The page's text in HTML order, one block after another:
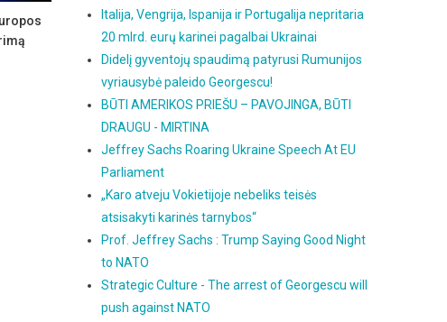
Italija, Vengrija, Ispanija ir Portugalija nepritaria
20 mlrd. eurų karinei pagalbai Ukrainai
Didelį gyventojų spaudimą patyrusi Rumunijos
vyriausybė paleido Georgescu!
BŪTI AMERIKOS PRIEŠU – PAVOJINGA, BŪTI
DRAUGU - MIRTINA
Jeffrey Sachs Roaring Ukraine Speech At EU
Parliament
„Karo atveju Vokietijoje nebeliks teisės
atsisakyti karinės tarnybos“
Prof. Jeffrey Sachs : Trump Saying Good Night
to NATO
Strategic Culture - The arrest of Georgescu will
push against NATO